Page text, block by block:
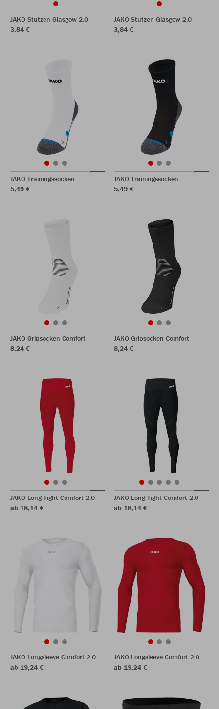
JAKO Stutzen Glasgow 2.0
3,84 €
JAKO Stutzen Glasgow 2.0
3,84 €
JAKO Trainingssocken
5,49 €
JAKO Trainingssocken
5,49 €
JAKO Gripsocken Comfort
8,24 €
JAKO Gripsocken Comfort
8,24 €
JAKO Long Tight Comfort 2.0
ab 18,14 €
JAKO Long Tight Comfort 2.0
ab 18,14 €
JAKO Longsleeve Comfort 2.0
ab 19,24 €
JAKO Longsleeve Comfort 2.0
ab 19,24 €